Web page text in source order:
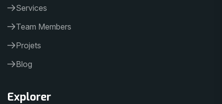
Services
Team Members
Projets
Blog
Explorer